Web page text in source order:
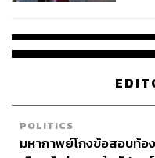
POLITICS
มหากาพย์โกงข้อสอบท้อ